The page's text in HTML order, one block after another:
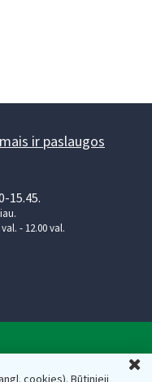
ir paslaugos
15.45.
- 12.00 val.